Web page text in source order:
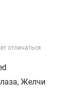
отличаться
Желчи